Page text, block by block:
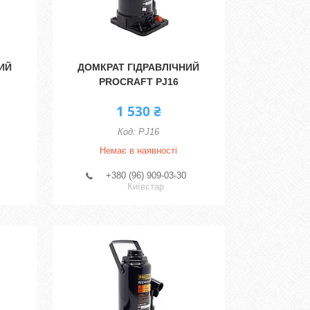
ДОМКРАТ ГІДРАВЛІЧНИЙ
PROCRAFT PJ16
1 530 ₴
PJ16
Немає в наявності
+380 (96) 909-03-30
Київстар